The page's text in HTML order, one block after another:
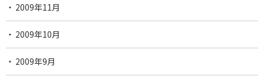
2009年11月
2009年10月
2009年9月